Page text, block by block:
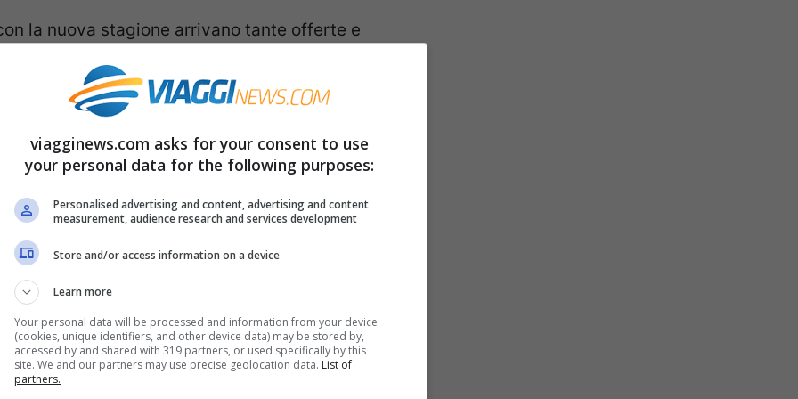
la nuova stagione arrivano tante offerte e
in treno
. Chi si sposta in Italia, per
lago o le città d’arte, e preferisce il treno,
risparmiare sul prezzo del biglietto. Basta
di Trenitalia, rilanciata per la nuova
al 60%
livelli di servizioBusiness,Premiume
sulprezzo del biglietto Base intero. I
per classe o livello di servizio scelti.
viagginews.com asks for your consent to use
your personal data for the following purposes:
Personalised advertising and content, advertising and content
measurement, audience research and services development
Store and/or access information on a device
Learn more
Your personal data will be processed and information from your device
(cookies, unique identifiers, and other device data) may be stored by,
accessed by and shared with 319 partners, or used specifically by this
site. We and our partners may use precise geolocation data. List of
partners.